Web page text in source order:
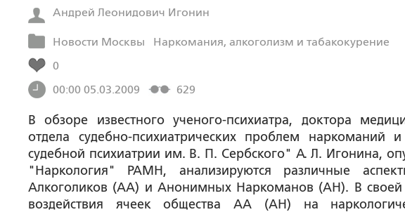
Андрей Леонидович Игонин
Новости Москвы
Наркомания, алкоголизм и табакокурение
0
00:00 05.03.2009
629
В обзоре известного ученого-психиатра, доктора
отдела судебно-психиатрических проблем
судебной психиатрии им. В. П. Сербского" А. Л. Игонина,
"Наркология" РАМН, анализируются различные
Алкоголиков (АА) и Анонимных Наркоманов (АН). В своей
воздействия ячеек общества АА (АН) на